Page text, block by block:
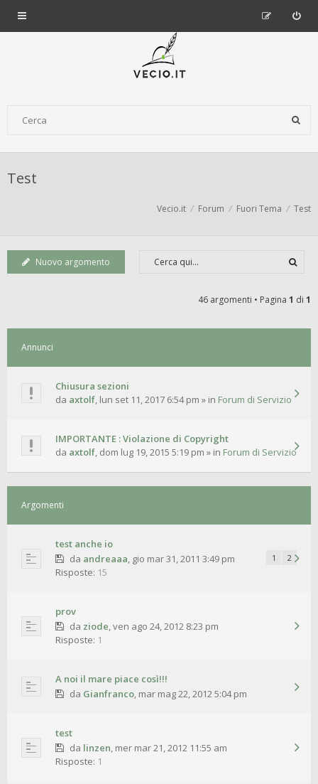
Test
Vecio.it Forum Fuori Tema Test
Nuovo argomento
46 argomenti • Pagina 1 di 1
Annunci
Chiusura sezioni
da axtolf, lun set 11, 2017 6:54 pm » in Forum di Servizio
IMPORTANTE : Violazione di Copyright
da axtolf, dom lug 19, 2015 5:19 pm » in Forum di Servizio
Argomenti
test anche io
da andreaaa, gio mar 31, 2011 3:49 pm 1 2
Risposte: 15
prov
da ziode,ven ago 24, 2012 8:23 pm
Risposte: 1
A noi il mare piace così!!!
da Gianfranco, mar mag 22, 2012 5:04 pm
test
da linzen, mer mar 21, 2012 11:55 am
Risposte: 1